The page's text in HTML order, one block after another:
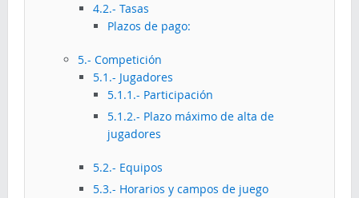
4.2.- Tasas
Plazos de pago:
5.- Competición
5.1.- Jugadores
5.1.1.- Participación
5.1.2.- Plazo máximo de alta de
jugadores
5.2.- Equipos
5.3.- Horarios y campos de juego